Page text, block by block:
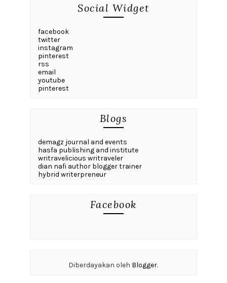
Social Widget
facebook
twitter
instagram
pinterest
rss
email
youtube
pinterest
Blogs
demagz journal and events
hasfa publishing and institute
writravelicious writraveler
dian nafi author blogger trainer
hybrid writerpreneur
Facebook
Diberdayakan oleh Blogger.